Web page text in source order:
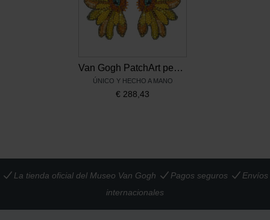
Van Gogh PatchArt pendientes Los Girasoles, de Miccy’s
ÚNICO Y HECHO A MANO
€ 288,43
La tienda oficial del Museo Van Gogh Pagos seguros
Envíos
internacionales